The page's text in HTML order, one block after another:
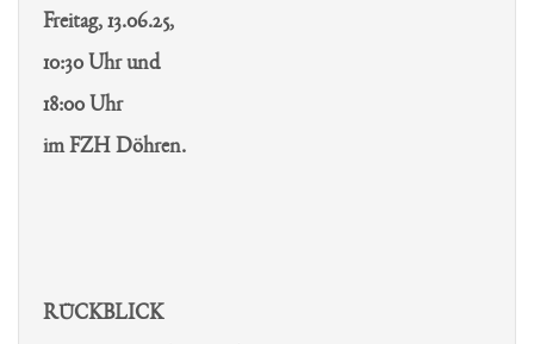
Freitag, 13.06.25,
10:30 Uhr und
18:00 Uhr
im FZH Döhren.
RÜCKBLICK
Musik
Prix des lycéens
allemands
Roboter AG
Zoo AG
Würde